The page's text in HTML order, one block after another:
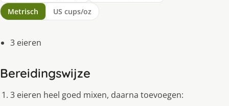
Metrisch US cups/oz
3 eieren
Bereidingswijze
3 eieren heel goed mixen, daarna toevoegen: